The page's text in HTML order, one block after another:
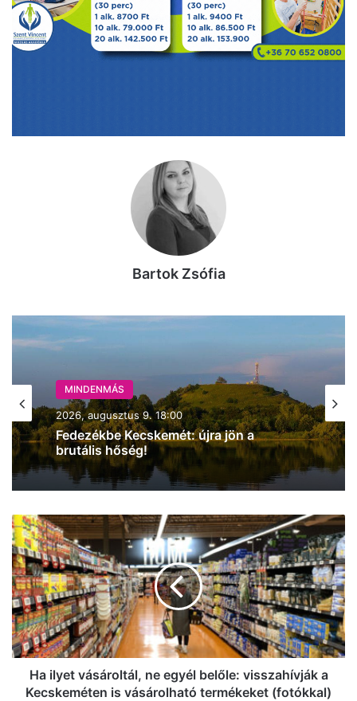
Bartok Zsófia
MINDENMÁS
2026, augusztus 9. 16:10
Kamion és személyautó karambolozott
Soltnál, sérült is van
Ha
ilyet
vásároltál,
ne
egyél
belőle:
visszahívják
a
Kecskeméten
vásárolható
Ha ilyet vásároltál, ne egyél belőle: visszahívják a
Kecskeméten is vásárolható termékeket (fotókkal)